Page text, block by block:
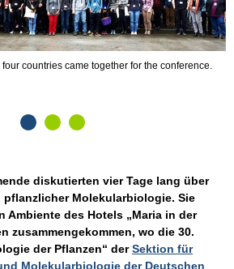
countries came together for the conference.
diskutierten vier Tage lang über
Molekularbiologie. Sie
Ambiente des Hotels „Maria in der
zusammengekommen, wo die 30.
der Pflanzen“ derSektion für
Molekularbiologie der Deutschen